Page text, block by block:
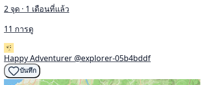
2 จุด · 1 เดือนที่แล้ว
11 การดู
Happy Adventurer @explorer-05b4bddf
บันทึก